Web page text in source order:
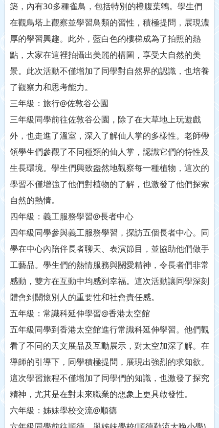
築，內有30多種雀鳥，包括特別的橙腹葉鵯。學生們
在觀鳥塔上觀察並學習鳥類的習性，積極提問，展現濃
厚的學習興趣。此外，藍白色的樓梯成為了拍照的熱
點，大家在這裡拍攝出美麗的構圖，享受大自然的美
景。此次活動不僅增加了同學對自然界的認識，也培養
了觀察力和思考能力。
三年級：旅行@佐敦谷公園
三年級同學前往佐敦谷公園，除了在大草地上玩遊戲
外，也走進了溫室，深入了解仙人掌的多樣性。老師帶
領學生們參觀了不同種類的仙人掌，認識它們的特性及
生長環境。學生們興致盎然地觀察每一種植物，這次的
學習不僅增強了他們對植物的了解，也激發了他們探索
自然的熱情。
四年級：義工服務學習@長者中心
四年級同學參與義工服務學習，探訪五個長者中心。同
學在中心內陪伴長者聊天、表演節目，並協助他們做手
工藝品。學生們的熱情服務與關愛精神，令長者們非常
感動，雙方在互動中均感到幸福。這次活動讓同學深刻
體會到關懷別人的重要性和社會責任感。
五年級：常識科延伸學習@香港太空館
五年級同學到香港太空館進行常識科延伸學習。他們觀
看了不同的天文展品及互動展示，對太空加深了解。在
導師的引導下，同學積極提問，展現出強烈的求知欲。
這次學習旅程不僅增加了同學們的知識，也激發了探究
精神，尤其是在對未來職業的想象上更具啟發性。
六年級：姊妹學校交流@順德